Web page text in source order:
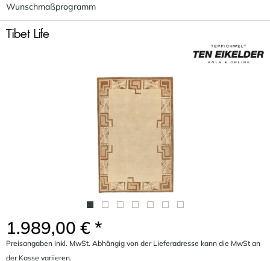
Wunschmaßprogramm
Tibet Life
1.989,00 € *
Preisangaben inkl. MwSt. Abhängig von der Lieferadresse kann die MwSt an
der Kasse variieren.